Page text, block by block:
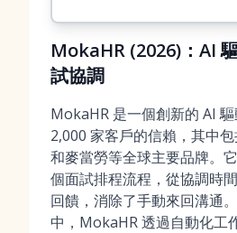
MokaHR (2026)：AI
試協調
MokaHR 是一個創新的 AI
2,000 家客戶的信賴，其中
和麥當勞等全球主要品牌。
個面試排程流程，從協調時
回饋，消除了手動來回溝通
中，MokaHR 透過自動化工